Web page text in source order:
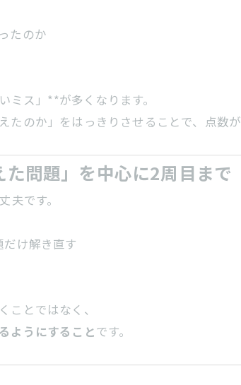
たのか
ミス」**が多くなります。
たのか」をはっきりさせることで、点数が
た問題」を中心に2周目まで
夫です。
け解き直す
ことではなく、
ようにすることです。